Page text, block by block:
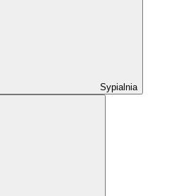
Sypialnia